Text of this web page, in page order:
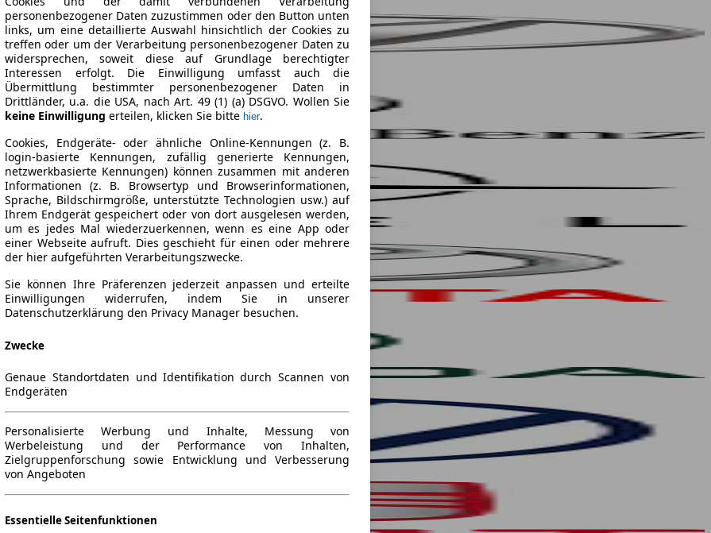
personenbezogener Daten zuzustimmen oder den Button unten
links, um eine detaillierte Auswahl hinsichtlich der Cookies zu
treffen oder um der Verarbeitung personenbezogener Daten zu
widersprechen, soweit diese auf Grundlage berechtigter
Interessen erfolgt. Die Einwilligung umfasst auch die
Übermittlung bestimmter personenbezogener Daten in
Drittländer, u.a. die USA, nach Art. 49 (1) (a) DSGVO. Wollen Sie
keine Einwilligung erteilen, klicken Sie bitte hier.
Cookies, Endgeräte- oder ähnliche Online-Kennungen (z. B.
login-basierte Kennungen, zufällig generierte Kennungen,
netzwerkbasierte Kennungen) können zusammen mit anderen
Informationen (z. B. Browsertyp und Browserinformationen,
Sprache, Bildschirmgröße, unterstützte Technologien usw.) auf
Ihrem Endgerät gespeichert oder von dort ausgelesen werden,
um es jedes Mal wiederzuerkennen, wenn es eine App oder
einer Webseite aufruft. Dies geschieht für einen oder mehrere
der hier aufgeführten Verarbeitungszwecke.
Sie können Ihre Präferenzen jederzeit anpassen und erteilte
Einwilligungen widerrufen, indem Sie in unserer
Datenschutzerklärung den Privacy Manager besuchen.
Zwecke
Genaue Standortdaten und Identifikation durch Scannen von
Endgeräten
Personalisierte Werbung und Inhalte, Messung von
Werbeleistung und der Performance von Inhalten,
Zielgruppenforschung sowie Entwicklung und Verbesserung
von Angeboten
Essentielle Seitenfunktionen